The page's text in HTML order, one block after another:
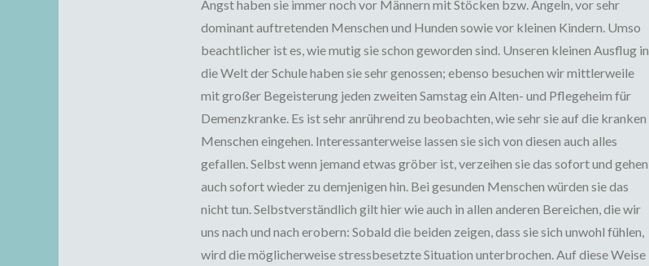
Angst haben sie immer noch vor Männern mit Stöcken bzw. Angeln, vor sehr
dominant auftretenden Menschen und Hunden sowie vor kleinen Kindern. Umso
beachtlicher ist es, wie mutig sie schon geworden sind. Unseren kleinen Ausflug in
die Welt der Schule haben sie sehr genossen; ebenso besuchen wir mittlerweile
mit großer Begeisterung jeden zweiten Samstag ein Alten- und Pflegeheim für
Demenzkranke. Es ist sehr anrührend zu beobachten, wie sehr sie auf die kranken
Menschen eingehen. Interessanterweise lassen sie sich von diesen auch alles
gefallen. Selbst wenn jemand etwas gröber ist, verzeihen sie das sofort und gehen
auch sofort wieder zu demjenigen hin. Bei gesunden Menschen würden sie das
nicht tun. Selbstverständlich gilt hier wie auch in allen anderen Bereichen, die wir
uns nach und nach erobern: Sobald die beiden zeigen, dass sie sich unwohl fühlen,
wird die möglicherweise stressbesetzte Situation unterbrochen. Auf diese Weise